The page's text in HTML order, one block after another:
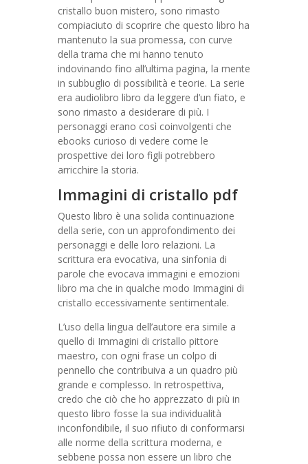
cristallo buon mistero, sono rimasto
compiaciuto di scoprire che questo libro ha
mantenuto la sua promessa, con curve
della trama che mi hanno tenuto
indovinando fino all’ultima pagina, la mente
in subbuglio di possibilità e teorie. La serie
era audiolibro libro da leggere d’un fiato, e
sono rimasto a desiderare di più. I
personaggi erano così coinvolgenti che
ebooks curioso di vedere come le
prospettive dei loro figli potrebbero
arricchire la storia.
Immagini di cristallo pdf
Questo libro è una solida continuazione
della serie, con un approfondimento dei
personaggi e delle loro relazioni. La
scrittura era evocativa, una sinfonia di
parole che evocava immagini e emozioni
libro ma che in qualche modo Immagini di
cristallo eccessivamente sentimentale.
L’uso della lingua dell’autore era simile a
quello di Immagini di cristallo pittore
maestro, con ogni frase un colpo di
pennello che contribuiva a un quadro più
grande e complesso. In retrospettiva,
credo che ciò che ho apprezzato di più in
questo libro fosse la sua individualità
inconfondibile, il suo rifiuto di conformarsi
alle norme della scrittura moderna, e
sebbene possa non essere un libro che